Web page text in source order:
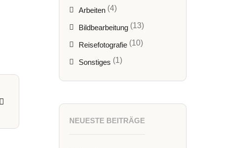
Arbeiten (4)
Bildbearbeitung (13)
Reisefotografie (10)
Sonstiges (1)
NEUESTE BEITRÄGE